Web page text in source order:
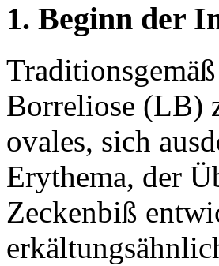
1. Beginn der
Borreliose (LB)
ovales, sich
Erythema, der
Zeckenbiß